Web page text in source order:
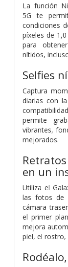
La función
5G te
condiciones
píxeles de
para
nítidos,
Selfies
Captura
diarias con
permite
vibrantes,
mejorados.
en un
Utiliza el
las fotos de
cámara
el primer
mejora
piel, el rostro,